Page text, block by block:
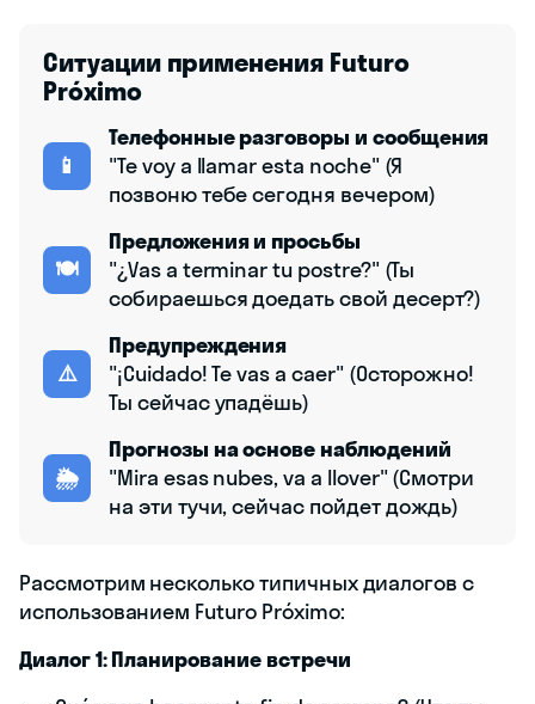
Ситуации применения Futuro
Próximo
📱
Телефонные разговоры и сообщения
"Te voy a llamar esta noche" (Я
позвоню тебе сегодня вечером)
🍽️
Предложения и просьбы
"¿Vas a terminar tu postre?" (Ты
собираешься доедать свой десерт?)
⚠️
Предупреждения
"¡Cuidado! Te vas a caer" (Осторожно!
Ты сейчас упадёшь)
🌦️
Прогнозы на основе наблюдений
"Mira esas nubes, va a llover" (Смотри
на эти тучи, сейчас пойдет дождь)
Рассмотрим несколько типичных диалогов с
использованием Futuro Próximo:
Диалог 1: Планирование встречи